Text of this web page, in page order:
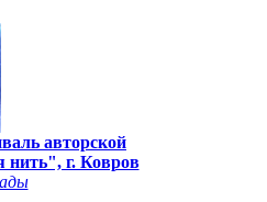
авторской
г. Ковров